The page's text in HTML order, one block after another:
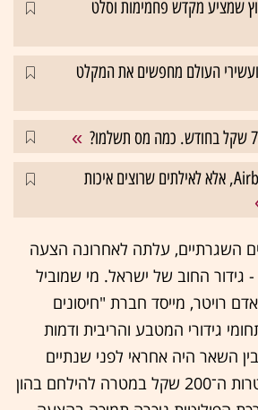
שמציע מקדש פחמימות וסלט
העולם מחפשים את המקלט
"אנחנו לא בונים ל-Airbnb, אלא לאילתים שרוצים איכות
השגרתיים, עלתה לאחרונה הצעה
החוב של ישראל. מי שמוביל
רויטר, מייסד חברת "חיסונים
גידורי המטבע והריבית ודמות
השאר היה אחראי לפני שנתיים
להצעה לבטל את שטרות ה־200 שקל במטרה להילחם בהון